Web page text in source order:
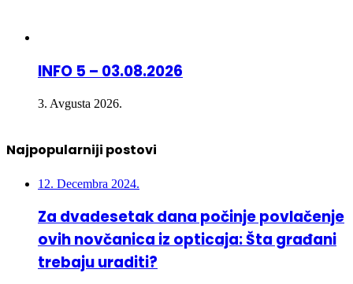
INFO 5 – 03.08.2026
3. Avgusta 2026.
Najpopularniji postovi
12. Decembra 2024.
Za dvadesetak dana počinje povlačenje
ovih novčanica iz opticaja: Šta građani
trebaju uraditi?